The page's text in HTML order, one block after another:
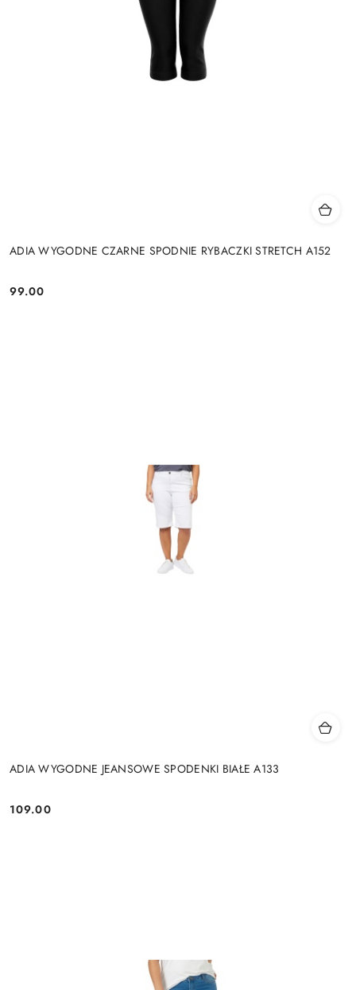
ADIA WYGODNE CZARNE SPODNIE RYBACZKI STRETCH A152
Cena:
99.00
ADIA WYGODNE JEANSOWE SPODENKI BIAŁE A133
Cena:
109.00